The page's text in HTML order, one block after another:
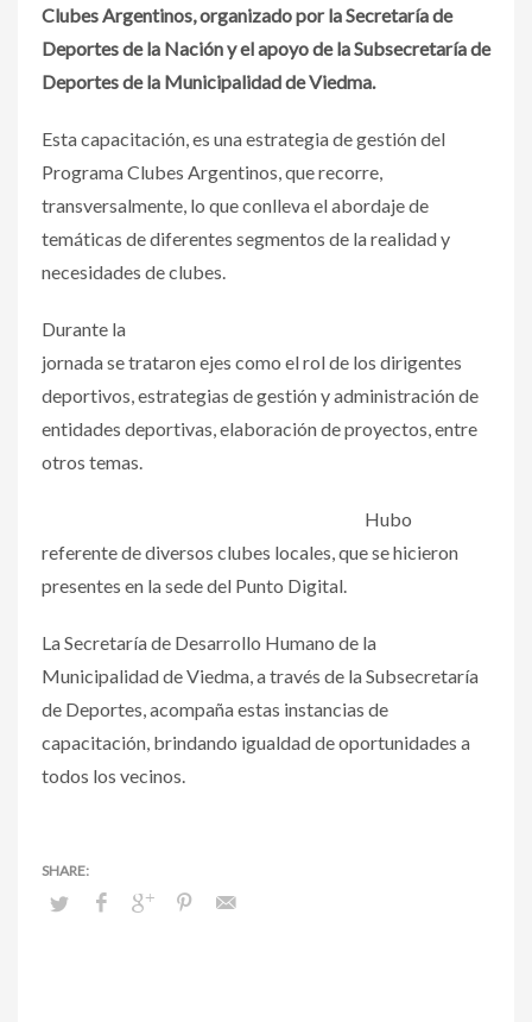
Clubes Argentinos, organizado por la Secretaría de
Deportes de la Nación y el apoyo de la Subsecretaría de
Deportes de la Municipalidad de Viedma.
Esta capacitación, es una estrategia de gestión del
Programa Clubes Argentinos, que recorre,
transversalmente, lo que conlleva el abordaje de
temáticas de diferentes segmentos de la realidad y
necesidades de clubes.
Durante la
jornada se trataron ejes como el rol de los dirigentes
deportivos, estrategias de gestión y administración de
entidades deportivas, elaboración de proyectos, entre
otros temas.
Hubo
referente de diversos clubes locales, que se hicieron
presentes en la sede del Punto Digital.
La Secretaría de Desarrollo Humano de la
Municipalidad de Viedma, a través de la Subsecretaría
de Deportes, acompaña estas instancias de
capacitación, brindando igualdad de oportunidades a
todos los vecinos.